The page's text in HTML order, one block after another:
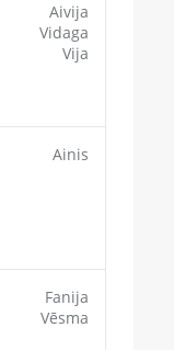
Aivija
Vidaga
Vija
Ainis
Fanija
Vēsma